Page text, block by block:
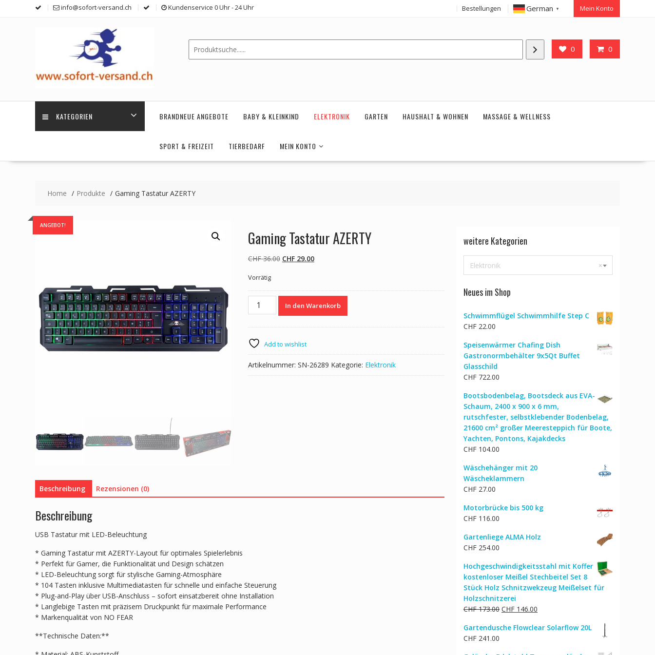
info@sofort-versand.ch Kundenservice 0 Uhr - 24 Uhr Bestellungen German ▼ Mein Konto
0 0
KATEGORIEN BRANDNEUE ANGEBOTE BABY & KLEINKIND ELEKTRONIK GARTEN HAUSHALT & WOHNEN MASSAGE & WELLNESS
SPORT & FREIZEIT TIERBEDARF MEIN KONTO
Home Produkte Gaming Tastatur AZERTY
ANGEBOT!
Gaming Tastatur AZERTY
CHF36.00 Ursprünglicher
CHF 36.00
CHF29.00Aktueller
CHF 29.00.
Vorrätig
Gaming
In den Warenkorb
Add to wishlist
Artikelnummer: SN-26289 Kategorie: Elektronik
Beschreibung Rezensionen (0)
Beschreibung
USB Tastatur mit LED-Beleuchtung
* Gaming Tastatur mit AZERTY-Layout für optimales Spielerlebnis
* Perfekt für Gamer, die Funktionalität und Design schätzen
* LED-Beleuchtung sorgt für stylische Gaming-Atmosphäre
* 104 Tasten inklusive Multimediatasten für schnelle und einfache Steuerung
* Plug-and-Play über USB-Anschluss – sofort einsatzbereit ohne Installation
* Langlebige Tasten mit präzisem Druckpunkt für maximale Performance
* Markenqualität von NO FEAR
**Technische Daten:**
weitere Kategorien
×
Elektronik
Neues im Shop
Schwimmflügel Schwimmhilfe Step C
CHF 22.00
Speisenwärmer Chafing Dish
Gastronormbehälter 9x5Qt Buffet
Glasschild
CHF 722.00
Bootsbodenbelag, Bootsdeck aus EVA-
Schaum, 2400 x 900 x 6 mm,
rutschfester, selbstklebender Bodenbelag,
21600 cm² großer Meeresteppich für Boote,
Yachten, Pontons, Kajakdecks
CHF 104.00
Wäschehänger mit 20
Wäscheklammern
CHF 27.00
Motorbrücke bis 500 kg
CHF 116.00
Gartenliege ALMA Holz
CHF 254.00
Hochgeschwindigkeitsstahl mit Koffer
kostenloser Meißel Stechbeitel Set 8
Stück Holz Schnitzwekzeug Meißelset für
Holzschnitzerei
CHF173.00 Ursprünglicher
war:
CHF 146.00
ist:
Gartendusche Flowclear Solarflow 20L
CHF 241.00